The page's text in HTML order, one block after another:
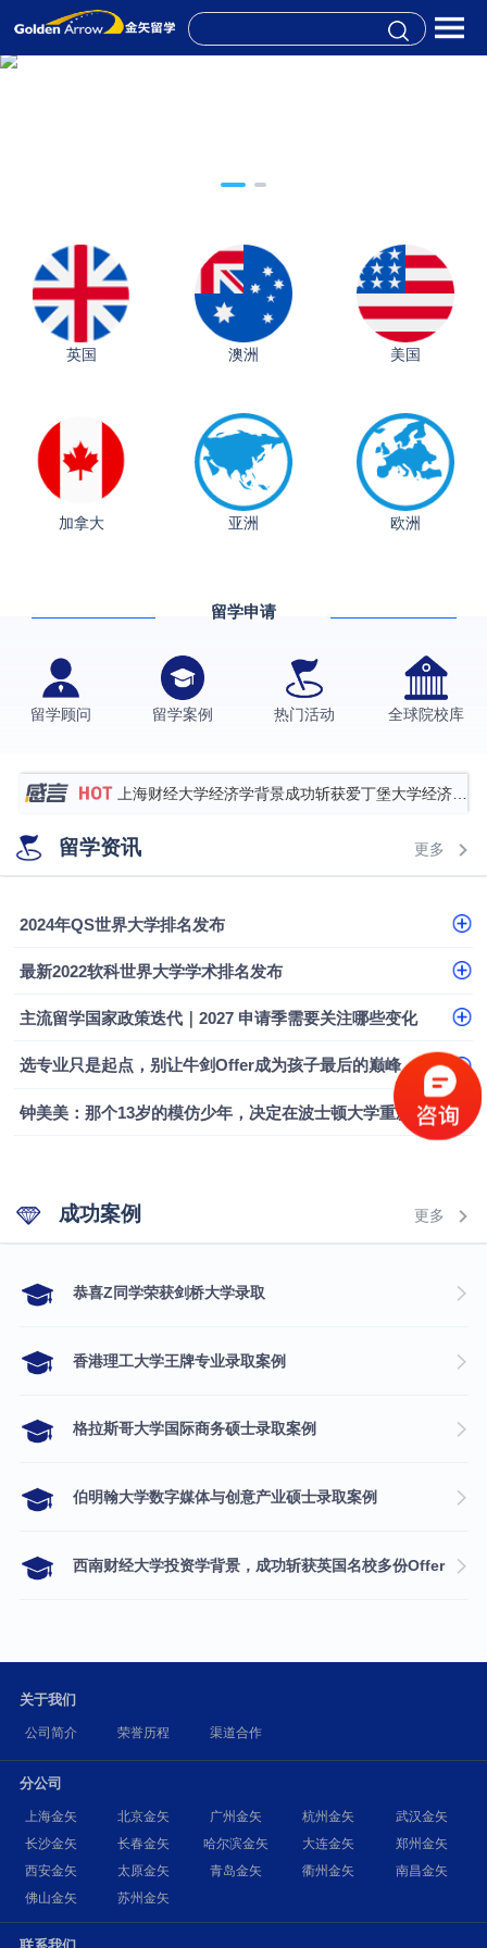
英国 澳洲 美国
加拿大 亚洲 欧洲
留学申请
留学顾问 留学案例 热门活动 全球院校库
格拉斯哥大学国际商务硕士录取案例
伯明翰大学数字媒体与创意产业硕士录取案例
Offer
上海财经大学经济学背景成功斩获爱丁堡大学经济学
硕士录取
数学背景的他，靠“供应链”故事敲开哥大、宾大之门
专科逆袭伦敦大学学院UCL录取案例解析
留学资讯 更多
2024年QS世界大学排名发布
最新2022软科世界大学学术排名发布
主流留学国家政策迭代｜2027 申请季需要关注哪些变化
选专业只是起点，别让牛剑Offer成为孩子最后的巅峰
钟美美：那个13岁的模仿少年，决定在波士顿大学重新定义自己
成功案例 更多
​恭喜Z同学荣获剑桥大学录取
香港理工大学王牌专业录取案例
格拉斯哥大学国际商务硕士录取案例
伯明翰大学数字媒体与创意产业硕士录取案例
西南财经大学投资学背景，成功斩获英国名校多份Offer
关于我们
公司简介 荣誉历程 渠道合作
分公司
上海金矢 北京金矢 广州金矢 杭州金矢
武汉金矢
长沙金矢
长春金矢 哈尔滨金矢 大连金矢
郑州金矢
西安金矢
太原金矢 青岛金矢 衢州金矢
南昌金矢
佛山金矢
苏州金矢